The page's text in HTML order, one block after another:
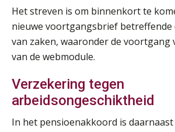
Het streven is om binnenkort te
nieuwe voortgangsbrief betreffende
van zaken, waaronder de voortgang
van de webmodule.
Verzekering tegen
arbeidsongeschiktheid
In het pensioenakkoord is
08
MOCuitgevers
08
09